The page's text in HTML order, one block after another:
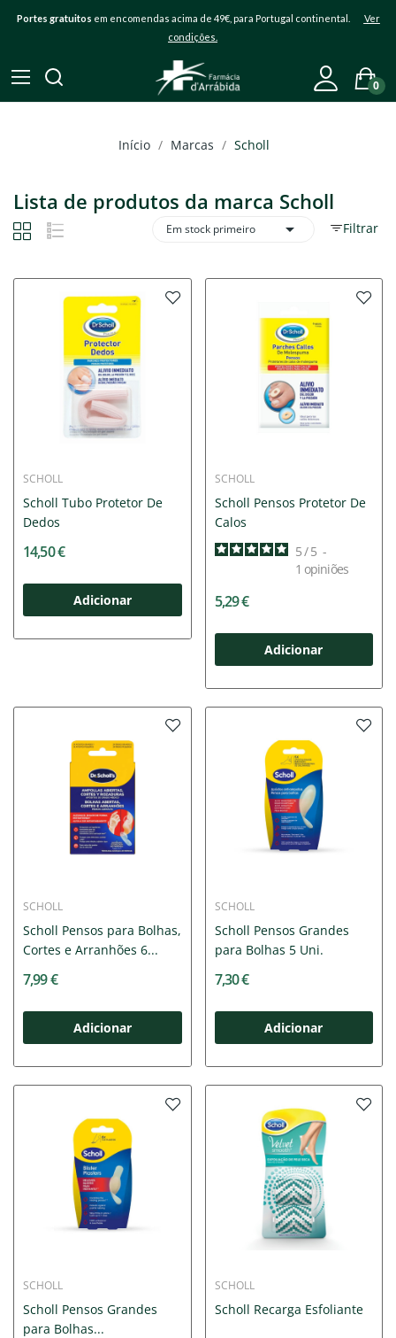
Portes gratuitos em encomendas acima de 49€, para Portugal continental. Ver
condições.
0
Início Marcas Scholl
Lista de produtos da marca Scholl
Filtrar
Em stock primeiro 
SCHOLL
Scholl Tubo Protetor De
Dedos
14,50 €
Adicionar
SCHOLL
Scholl Pensos Protetor De
Calos
5/ 5 -
1 opiniões
5,29 €
Adicionar
SCHOLL
Scholl Pensos para Bolhas,
Cortes e Arranhões 6...
7,99 €
Adicionar
SCHOLL
Scholl Pensos Grandes
para Bolhas 5 Uni.
7,30 €
Adicionar
SCHOLL
Scholl Pensos Grandes
para Bolhas...
SCHOLL
Scholl Recarga Esfoliante